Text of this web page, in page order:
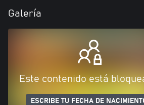
Galería
Este contenido está
ESCRIBE TU FECHA DE